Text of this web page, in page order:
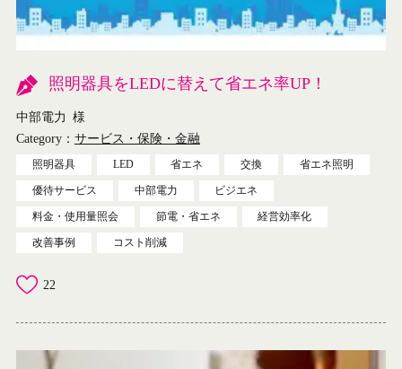
照明器具をLEDに替えて省エネ率UP！
中部電力 様
Category： サービス・保険・金融
照明器具 LED 省エネ 交換 省エネ照明
優待サービス 中部電力 ビジエネ
料金・使用量照会 節電・省エネ 経営効率化
改善事例 コスト削減
22